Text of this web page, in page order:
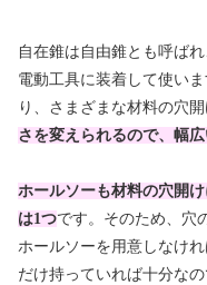
自在錐は自由錐とも呼ば
電動工具に装着して使い
り、さまざまな材料の穴開
さを変えられるので、幅
ホールソーも材料の穴開
は1つです。そのため、穴
ホールソーを用意しなけ
だけ持っていれば十分な